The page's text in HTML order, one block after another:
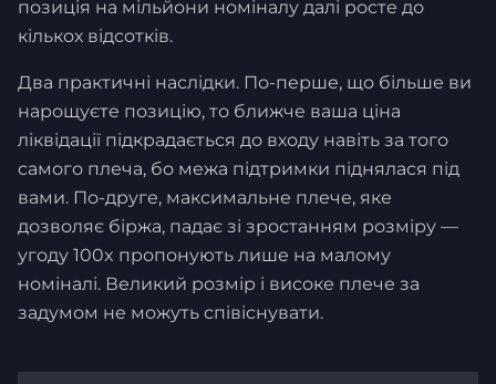
позиція на мільйони номіналу далі росте до
кількох відсотків.
Два практичні наслідки. По-перше, що більше ви
нарощуєте позицію, то ближче ваша ціна
ліквідації підкрадається до входу навіть за того
самого плеча, бо межа підтримки піднялася під
вами. По-друге, максимальне плече, яке
дозволяє біржа, падає зі зростанням розміру —
угоду 100x пропонують лише на малому
номіналі. Великий розмір і високе плече за
задумом не можуть співіснувати.